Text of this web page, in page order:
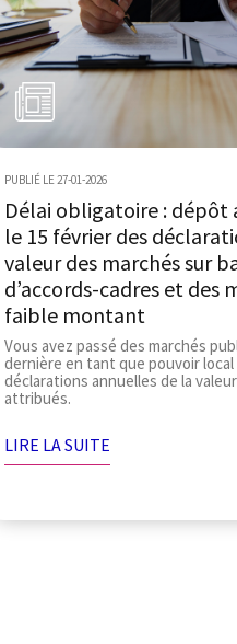
Délai obligatoire : dépôt
le 15 février des
valeur des marchés sur
d’accords-cadres et des
faible montant
PUBLIÉ LE 27-01-2026
Vous avez passé des marchés
dernière en tant que pouvoir local
déclarations annuelles de la
attribués.
LIRE LA SUITE